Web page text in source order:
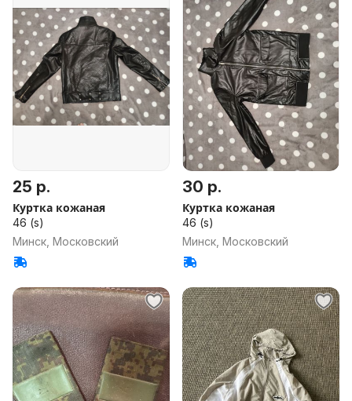
25 р.
Куртка кожаная
46 (s)
Минск, Московский
30 р.
Куртка кожаная
46 (s)
Минск, Московский